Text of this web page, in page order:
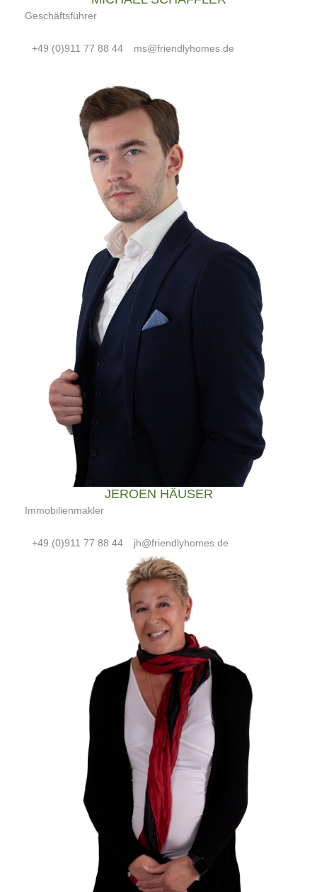
Geschäftsführer
+49 (0)911 77 88 44 ms@friendlyhomes.de
JEROEN HÄUSER
Immobilienmakler
+49 (0)911 77 88 44 jh@friendlyhomes.de